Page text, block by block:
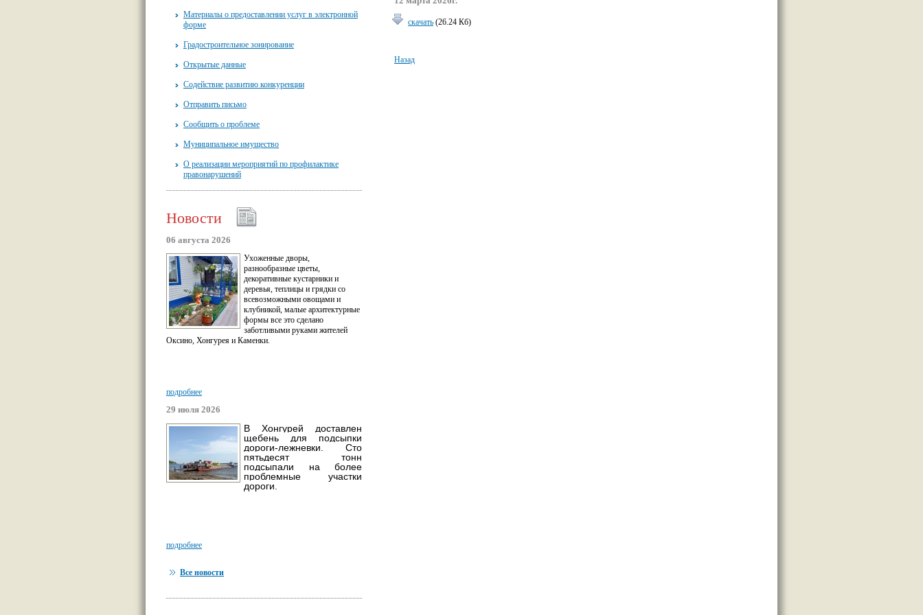
Материалы о предоставлении услуг в электронной
форме
Градостроительное зонирование
Открытые данные
Содействие развитию конкуренции
Отправить письмо
Сообщить о проблеме
Муниципальное имущество
О реализации мероприятий по профилактике
правонарушений
Новости
06 августа 2026
Ухоженные дворы,
разнообразные цветы,
декоративные кустарники и
деревья, теплицы и грядки со
всевозможными овощами и
клубникой, малые архитектурные
формы все это сделано
заботливыми руками жителей
Оксино, Хонгурея и Каменки.
подробнее
29 июля 2026
В Хонгурей доставлен
щебень для подсыпки
дороги-лежневки. Сто
пятьдесят тонн
подсыпали на более
проблемные участки
дороги.
подробнее
Все новости
скачать (26.24 Кб)
Назад